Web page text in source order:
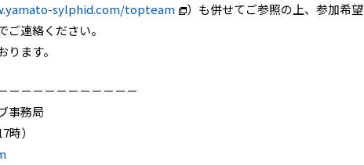
sylphid.com/topteam
）も併せてご参照の上、参加希望
連絡ください。
ます。
－－－－－－－－－－－
事務局
）